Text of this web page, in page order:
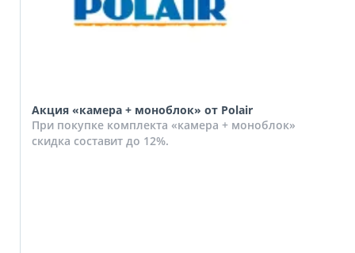
Акция «камера + моноблок» от Polair
При покупке комплекта «камера + моноблок»
скидка составит до 12%.